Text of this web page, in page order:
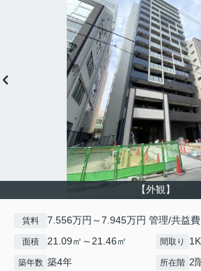
【外観】
賃料 7.556万円～7.945万円 管理/共益
面積 21.09㎡～21.46㎡ 間取り 1K
築年数 築4年 所在階 2